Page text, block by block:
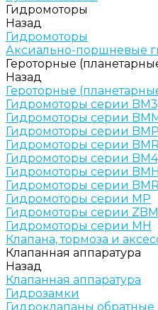
Гидромоторы
Назад
Гидромоторы
Аксиально-поршневые
Героторные
Назад
Героторные
Гидромоторы серии
Гидромоторы серии
Гидромоторы серии
Гидромоторы серии
Гидромоторы серии
Гидромоторы серии BМH
Гидромоторы серии
Гидромоторы серии MP
Гидромоторы серии
Гидромоторы серии МH
Клапана, тормоза и
Клапанная аппаратура
Назад
Клапанная аппаратура
Гидрозамки
Гидроклапаны обратные